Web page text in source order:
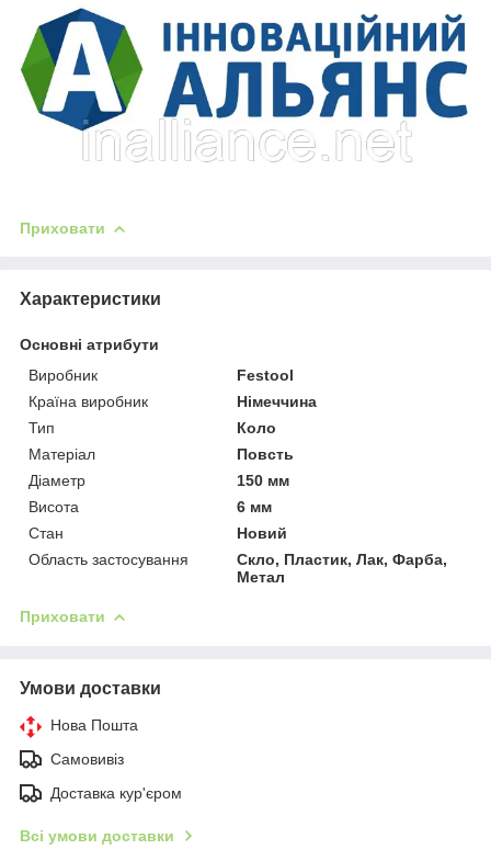
Приховати
Характеристики
Основні атрибути
Виробник
Festool
Країна виробник
Німеччина
Тип
Коло
Матеріал
Повсть
Діаметр
150 мм
Висота
6 мм
Стан
Новий
Область застосування
Скло, Пластик, Лак, Фарба,
Метал
Приховати
Умови доставки
Нова Пошта
Самовивіз
Доставка кур'єром
Всі умови доставки